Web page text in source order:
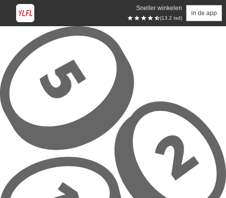
Sneller winkelen
(13.2 tsd)
in de app
Overslaan naar hoofdinhoud